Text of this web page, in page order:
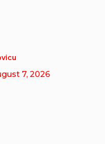
7, 2026